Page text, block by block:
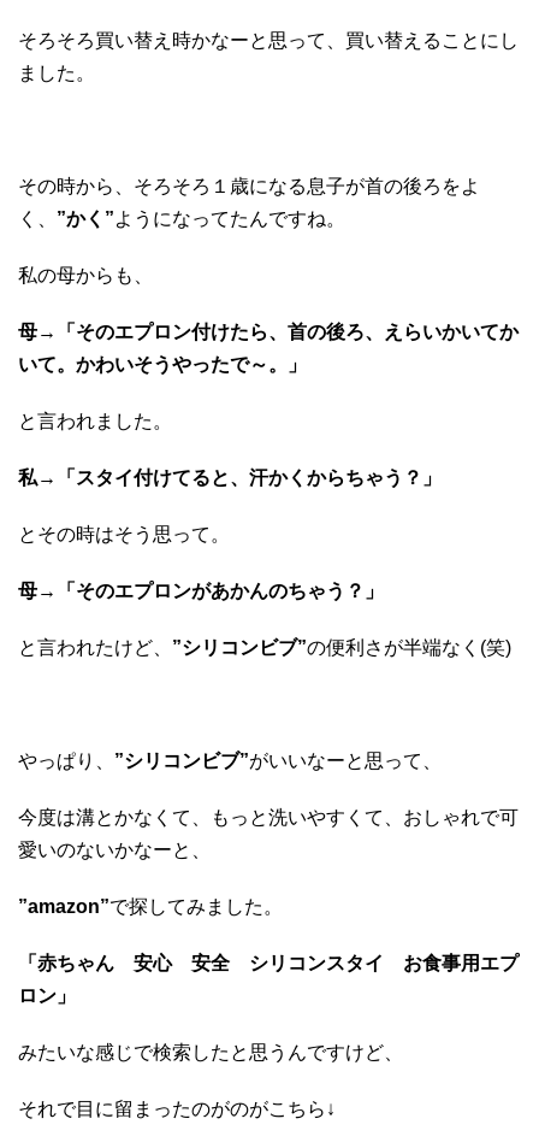
そろそろ買い替え時かなーと思って、買い替えることにし
ました。
その時から、そろそろ１歳になる息子が首の後ろをよ
く、 ”かく”ようになってたんですね。
私の母からも、
母→「そのエプロン付けたら、首の後ろ、えらいかいてか
いて。かわいそうやったで～。」
と言われました。
私→「スタイ付けてると、汗かくからちゃう？」
とその時はそう思って。
母→「そのエプロンがあかんのちゃう？」
と言われたけど、 ”シリコンビブ”の便利さが半端なく(笑)
やっぱり、 ”シリコンビブ”がいいなーと思って、
今度は溝とかなくて、もっと洗いやすくて、おしゃれで可
愛いのないかなーと、
”amazon”で探してみました。
「赤ちゃん 安心 安全 シリコンスタイ お食事用エプ
ロン」
みたいな感じで検索したと思うんですけど、
それで目に留まったのがのがこちら↓